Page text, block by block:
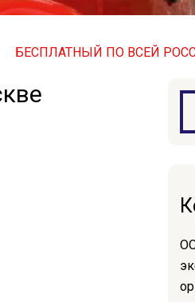
ПО ВСЕЙ РОССИИ